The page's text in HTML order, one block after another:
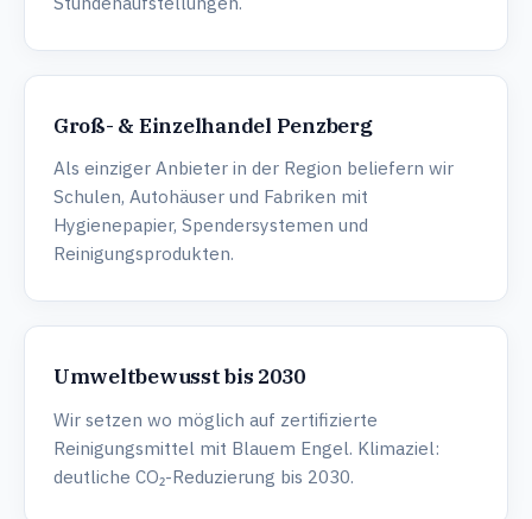
Groß- & Einzelhandel Penzberg
Als einziger Anbieter in der Region beliefern wir
Schulen, Autohäuser und Fabriken mit
Hygienepapier, Spendersystemen und
Reinigungsprodukten.
Umweltbewusst bis 2030
Wir setzen wo möglich auf zertifizierte
Reinigungsmittel mit Blauem Engel. Klimaziel:
deutliche CO₂-Reduzierung bis 2030.